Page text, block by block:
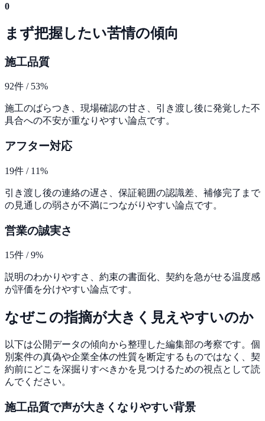
0
まず把握したい苦情の傾向
施工品質
92件 / 53%
施工のばらつき、現場確認の甘さ、引き渡し後に発覚した不
具合への不安が重なりやすい論点です。
アフター対応
19件 / 11%
引き渡し後の連絡の遅さ、保証範囲の認識差、補修完了まで
の見通しの弱さが不満につながりやすい論点です。
営業の誠実さ
15件 /9%
説明のわかりやすさ、約束の書面化、契約を急がせる温度感
が評価を分けやすい論点です。
なぜこの指摘が大きく見えやすいのか
以下は公開データの傾向から整理した編集部の考察です。個
別案件の真偽や企業全体の性質を断定するものではなく、契
約前にどこを深掘りすべきかを見つけるための視点として読
んでください。
施工品質で声が大きくなりやすい背景